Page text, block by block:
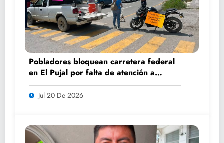
Pobladores bloquean carretera federal
en El Pujal por falta de atención a
caminos
Jul 20 De 2026